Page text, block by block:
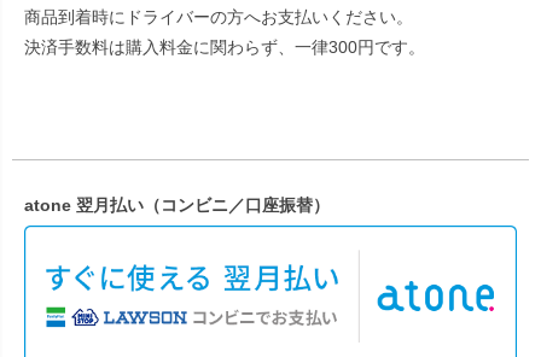
商品到着時にドライバーの方へお支払いください。
決済手数料は購入料金に関わらず、一律300円です。
atone 翌月払い（コンビニ／口座振替）